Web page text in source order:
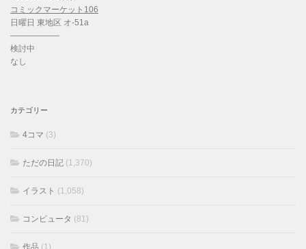
コミックマーケット106
日曜日 東地区 オ-51a
——————
検討中
なし
カテゴリー
4コマ (3)
ただの日記 (1,370)
イラスト (1,058)
コンピュータ (81)
作品 (1)